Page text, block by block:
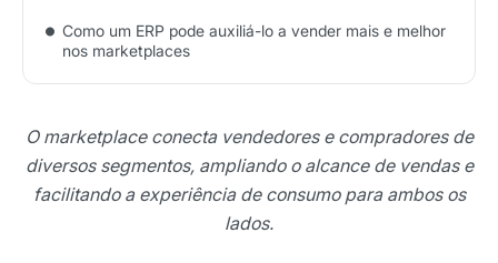
Como um ERP pode auxiliá-lo a vender mais e melhor
nos marketplaces
O marketplace conecta vendedores e compradores de
diversos segmentos, ampliando o alcance de vendas e
facilitando a experiência de consumo para ambos os
lados.